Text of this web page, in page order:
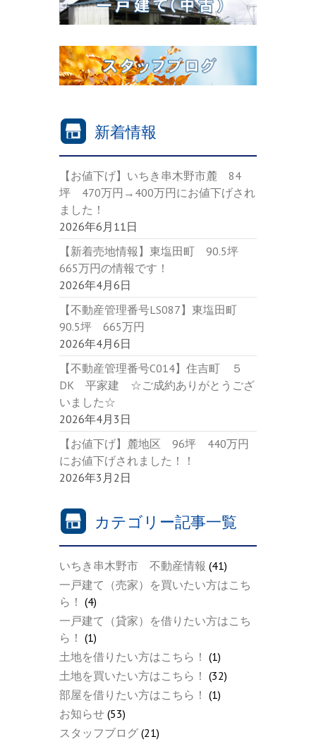
新着情報
【お値下げ】いちき串木野市麓 84
坪 470万円→400万円にお値下げされ
ました！
2026年6月11日
【新着売地情報】東塩田町 90.5坪
665万円の情報です！
2026年4月6日
【不動産管理番号LS087】東塩田町
90.5坪 665万円
2026年4月6日
【不動産管理番号C014】住吉町 ５
DK 平家建 ☆ご成約ありがとうござ
いました☆
2026年4月3日
【お値下げ】麓地区 96坪 440万円
にお値下げされました！！
2026年3月2日
カテゴリー記事一覧
いちき串木野市 不動産情報 (41)
一戸建て（売家）を買いたい方はこち
ら！ (4)
一戸建て（貸家）を借りたい方はこち
ら！ (1)
土地を借りたい方はこちら！ (1)
土地を買いたい方はこちら！ (32)
部屋を借りたい方はこちら！ (1)
お知らせ (53)
スタッフブログ (21)